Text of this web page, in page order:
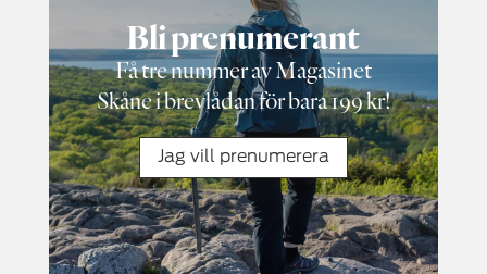
Bli prenumerant
Få tre nummer av Magasinet
Skåne i brevlådan för bara 199 kr!
Jag vill prenumerera